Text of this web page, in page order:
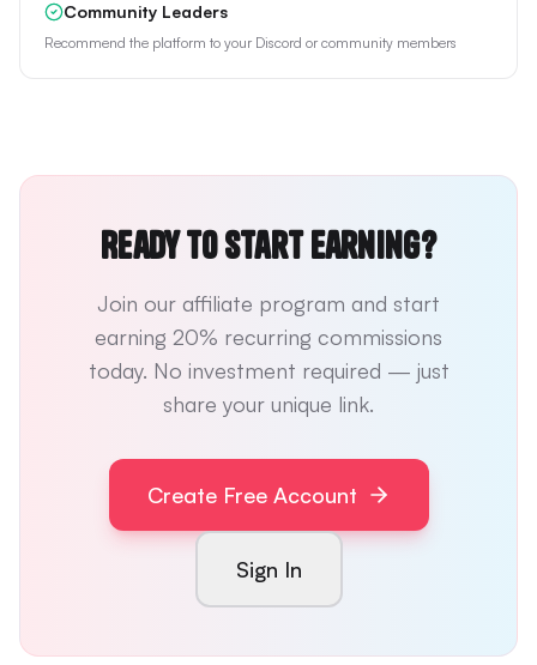
Community Leaders
Recommend the platform to your Discord or community members
Ready to Start Earning?
Join our affiliate program and start
earning 20% recurring commissions
today. No investment required — just
share your unique link.
Create Free Account
Sign In